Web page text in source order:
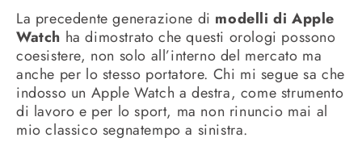
La precedente generazione di modelli di Apple
Watch ha dimostrato che questi orologi possono
coesistere, non solo all’interno del mercato ma
anche per lo stesso portatore. Chi mi segue sa che
indosso un Apple Watch a destra, come strumento
di lavoro e per lo sport, ma non rinuncio mai al
mio classico segnatempo a sinistra.